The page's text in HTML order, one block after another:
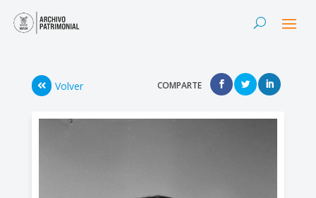
Volver COMPARTE